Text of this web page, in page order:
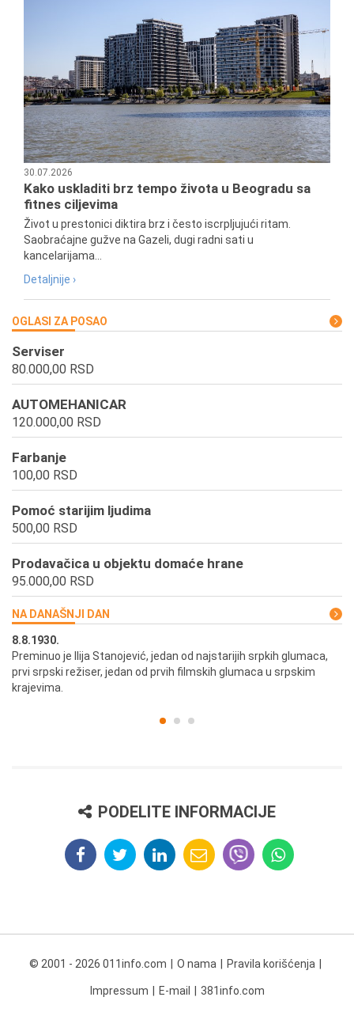
30.07.2026
Kako uskladiti brz tempo života u Beogradu sa
fitnes ciljevima
Život u prestonici diktira brz i često iscrpljujući ritam.
Saobraćajne gužve na Gazeli, dugi radni sati u
kancelarijama...
Detaljnije ›
OGLASI ZA POSAO
Serviser
80.000,00 RSD
AUTOMEHANICAR
120.000,00 RSD
Farbanje
100,00 RSD
Pomoć starijim ljudima
500,00 RSD
Prodavačica u objektu domaće hrane
95.000,00 RSD
NA DANAŠNJI DAN
8.8.1930.
Preminuo je Ilija Stanojević, jedan od najstarijih srpkih glumaca,
prvi srpski režiser, jedan od prvih filmskih glumaca u srpskim
krajevima.
PODELITE INFORMACIJE
© 2001 - 2026 011info.com O nama Pravila korišćenja
Impressum E-mail 381info.com